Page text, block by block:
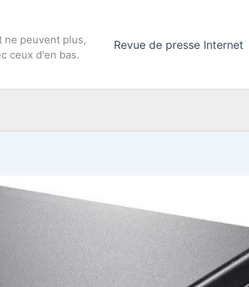
ne peuvent plus,
ceux d'en bas.
Revue de presse Internet